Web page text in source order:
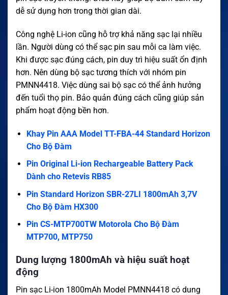
dễ sử dụng hơn trong thời gian dài.
Công nghệ Li-ion cũng hỗ trợ khả năng sạc lại nhiều
lần. Người dùng có thể sạc pin sau mỗi ca làm việc.
Khi được sạc đúng cách, pin duy trì hiệu suất ổn định
hơn. Nên dùng bộ sạc tương thích với nhóm pin
PMNN4418. Việc dùng sai bộ sạc có thể ảnh hưởng
đến tuổi thọ pin. Bảo quản đúng cách cũng giúp sản
phẩm hoạt động bền hơn.
Khay Pin AAA Model TT-FBA-44 Standard Horizon
Cho Bộ Đàm
Pin Original Li-ion Rechargeable Battery Pack
Dành cho Retevis RB85
Pin Standard Horizon SBR-27LI 1800mAh 3,7V
Cho Bộ Đàm HX300
Pin CS-MTP700TW Motorola Cho Bộ Đàm
MTP700, MTP750
Dung lượng 1800mAh và hiệu suất hoạt
động
Pin sạc Li-ion 1800mAh Model PMNN4418 có dung